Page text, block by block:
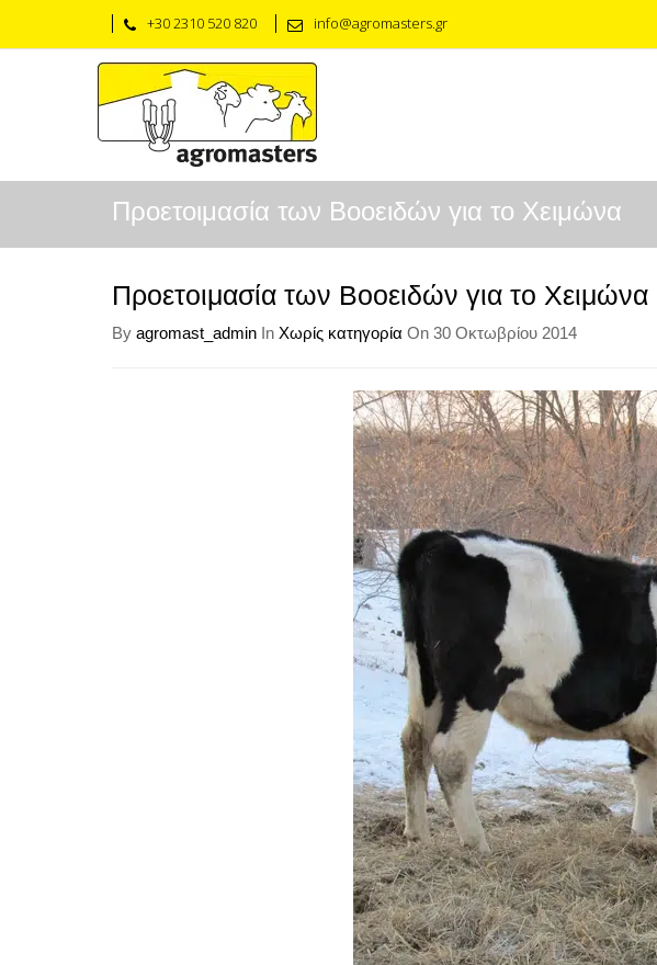
+30 2310 520 820 info@agromasters.gr
Προετοιμασία των Βοοειδών για το Χειμώνα
Προετοιμασία των Βοοειδών για το Χειμώνα
By agromast_admin In Χωρίς κατηγορία On 30 Οκτωβρίου 2014